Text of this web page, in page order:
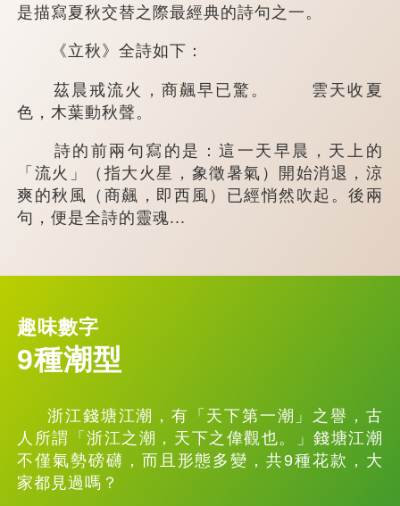
是描寫夏秋交替之際最經典的詩句之一。
《立秋》全詩如下：
茲晨戒流火，商飆早已驚。 雲天收夏
色，木葉動秋聲。
詩的前兩句寫的是：這一天早晨，天上的
「流火」（指大火星，象徵暑氣）開始消退，涼
爽的秋風（商飆，即西風）已經悄然吹起。後兩
句，便是全詩的靈魂...
趣味數字
9種潮型
浙江錢塘江潮，有「天下第一潮」之譽，古
人所謂「浙江之潮，天下之偉觀也。」錢塘江潮
不僅氣勢磅礴，而且形態多變，共9種花款，大
家都見過嗎？